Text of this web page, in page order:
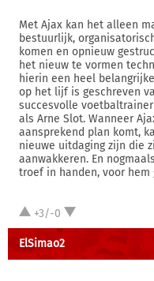
Met Ajax kan het alleen
bestuurlijk,
komen en opnieuw
het nieuw te vormen
hierin een heel
op het lijf is geschreven
succesvolle voetbaltrainer
als Arne Slot. Wanneer
aansprekend plan komt,
nieuwe uitdaging zijn die
aanwakkeren. En
troef in handen, voor hem
+3/-0
ElSimao2